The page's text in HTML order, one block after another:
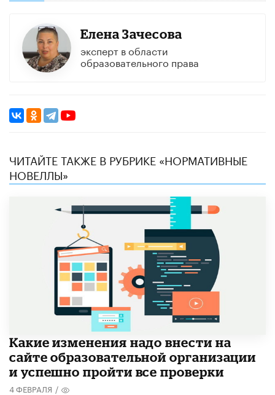
Елена Зачесова
эксперт в области
образовательного права
ЧИТАЙТЕ ТАКЖЕ В РУБРИКЕ «НОРМАТИВНЫЕ
НОВЕЛЛЫ»
Какие изменения надо внести на
сайте образовательной организации
и успешно пройти все проверки
4 ФЕВРАЛЯ /